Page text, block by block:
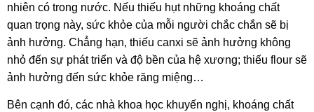
nhiên có trong nước. Nếu thiếu hụt những khoáng chất
quan trọng này, sức khỏe của mỗi người chắc chắn sẽ bị
ảnh hưởng. Chẳng hạn, thiếu canxi sẽ ảnh hưởng không
nhỏ đến sự phát triển và độ bền của hệ xương; thiếu flour sẽ
ảnh hưởng đến sức khỏe răng miệng…
Bên cạnh đó, các nhà khoa học khuyến nghị, khoáng chất